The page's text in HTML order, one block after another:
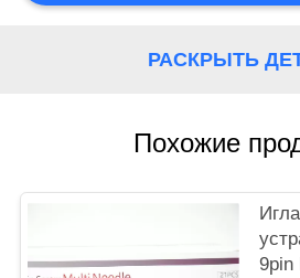
PRIVACY
POLICY
РАСКРЫТЬ
Похожие
9pin